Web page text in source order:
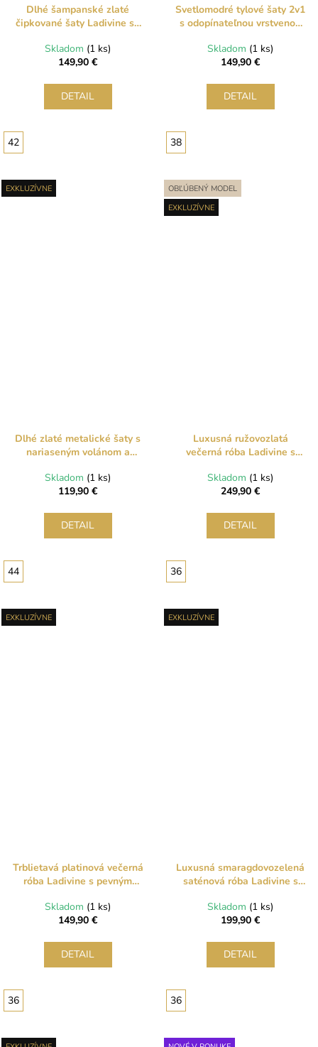
Dlhé šampanské zlaté
čipkované šaty Ladivine so
Skladom (1 ks)
149,90 €
DETAIL
42
Svetlomodré tylové šaty 2v1
s odopínateľnou vrstvenou
Skladom (1 ks)
149,90 €
DETAIL
38
EXKLUZÍVNE
Dlhé zlaté metalické šaty s
nariaseným volánom a
Skladom (1 ks)
119,90 €
DETAIL
44
OBĽÚBENÝ MODEL
EXKLUZÍVNE
Luxusná ružovozlatá
večerná róba Ladivine s
perím
Skladom (1 ks)
249,90 €
DETAIL
36
EXKLUZÍVNE
Trblietavá platinová večerná
róba Ladivine s pevným
šnurovaním
Skladom (1 ks)
149,90 €
DETAIL
36
EXKLUZÍVNE
Luxusná smaragdovozelená
saténová róba Ladivine s
rozparkom
Skladom (1 ks)
199,90 €
DETAIL
36